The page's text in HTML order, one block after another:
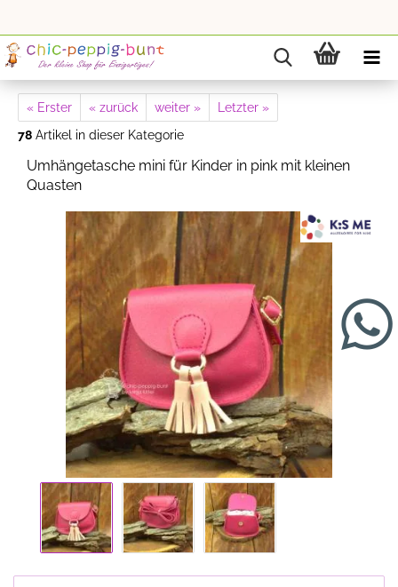
« Erster « zurück weiter »
Letzter »
78 Artikel in dieser Kategorie
Umhängetasche mini für Kinder in pink mit kleinen
Quasten